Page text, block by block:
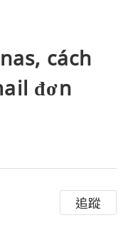
cách
đơn
追蹤